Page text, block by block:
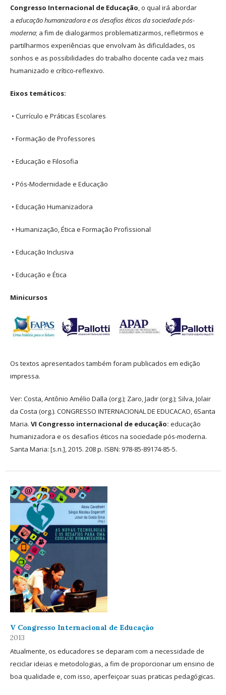
Congresso Internacional de Educação, o qual irá abordar
a educação humanizadora e os desafios éticos da sociedade pós-
moderna; a fim de dialogarmos problematizarmos, refletirmos e
partilharmos experiências que envolvam às dificuldades, os
sonhos e as possibilidades do trabalho docente cada vez mais
humanizado e crítico-reflexivo.
Eixos temáticos:
• Currículo e Práticas Escolares
• Formação de Professores
• Educação e Filosofia
• Pós-Modernidade e Educação
• Educação Humanizadora
• Humanização, Ética e Formação Profissional
• Educação Inclusiva
• Educação e Ética
Minicursos
Os textos apresentados também foram publicados em edição
impressa.
Ver: Costa, Antônio Amélio Dalla (org.); Zaro, Jadir (org.); Silva, Jolair
da Costa (org.). CONGRESSO INTERNACIONAL DE EDUCACAO, 6Santa
Maria. VI Congresso internacional de educação: educação
humanizadora e os desafios éticos na sociedade pós-moderna.
Santa Maria: [s.n.], 2015. 208 p. ISBN: 978-85-89174-85-5.
V Congresso Internacional de Educação
2013
Atualmente, os educadores se deparam com a necessidade de
reciclar ideias e metodologias, a fim de proporcionar um ensino de
boa qualidade e, com isso, aperfeiçoar suas praticas pedagógicas.